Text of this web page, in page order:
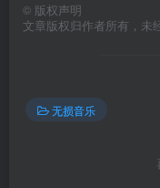
© 版权声明
文章版权归作者所有，未
无损音乐